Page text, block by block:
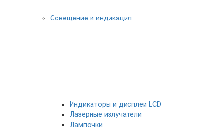
Освещение и индикация
Индикаторы и дисплеи LCD
Лазерные излучатели
Лампочки